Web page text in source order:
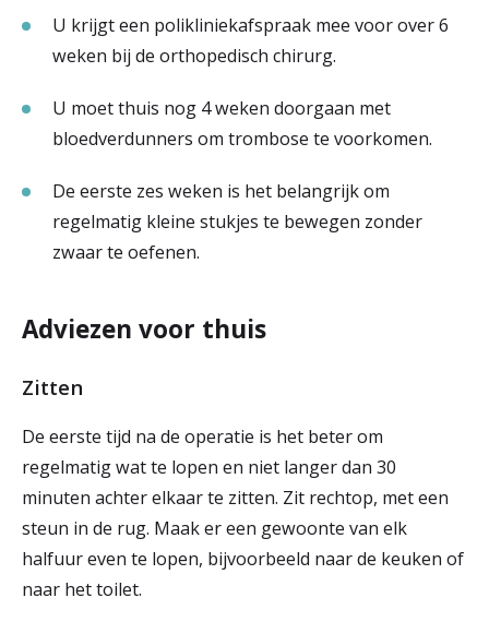
U krijgt een polikliniekafspraak mee voor over 6
weken bij de orthopedisch chirurg.
U moet thuis nog 4 weken doorgaan met
bloedverdunners om trombose te voorkomen.
De eerste zes weken is het belangrijk om
regelmatig kleine stukjes te bewegen zonder
zwaar te oefenen.
Adviezen voor thuis
Zitten
De eerste tijd na de operatie is het beter om
regelmatig wat te lopen en niet langer dan 30
minuten achter elkaar te zitten. Zit rechtop, met een
steun in de rug. Maak er een gewoonte van elk
halfuur even te lopen, bijvoorbeeld naar de keuken of
naar het toilet.